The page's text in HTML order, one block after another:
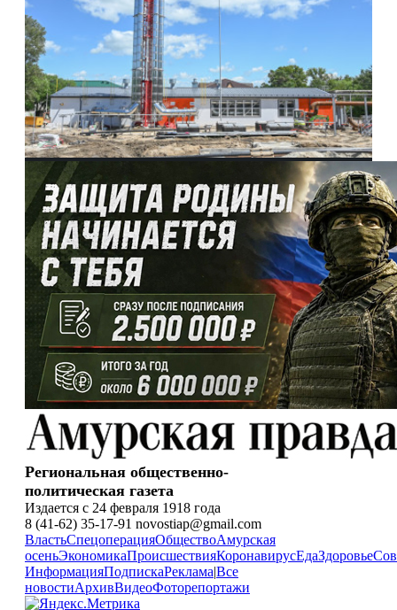
Региональная общественно-
политическая газета
Издается с 24 февраля 1918 года
8 (41-62) 35-17-91 novostiap@gmail.com
ВластьСпецоперацияОбществоАмурская
осеньЭкономикаПроисшествияКоронавирусЕдаЗдоровье
ИнформацияПодпискаРеклама|Все
новостиАрхивВидеоФоторепортажи